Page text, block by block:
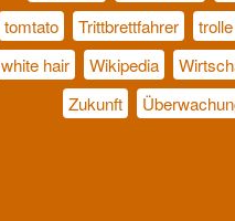
tomtato
Trittbrettfahrer trolle
white hair
Wikipedia
Zukunft